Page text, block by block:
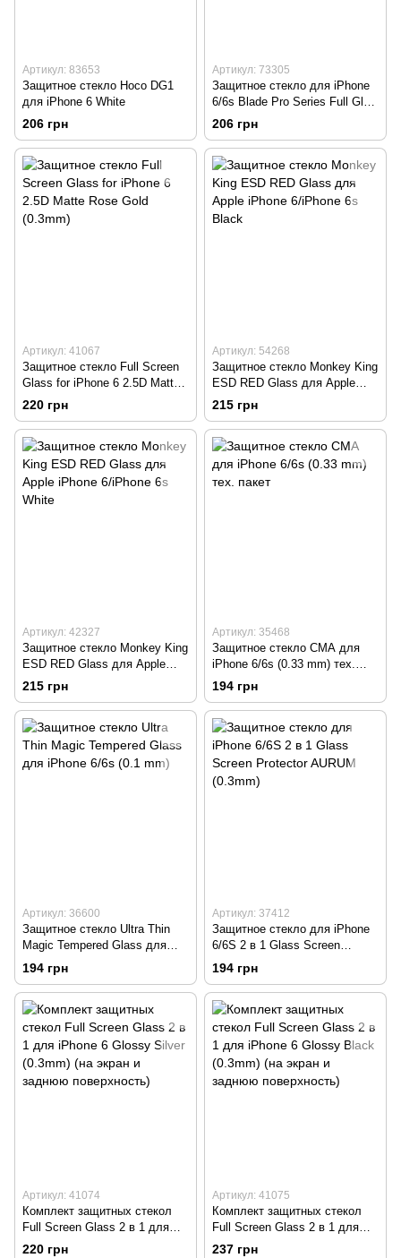
Артикул: 83653
Защитное стекло Hoco DG1
для iPhone 6 White
206 грн
Артикул: 73305
Защитное стекло для iPhone
6/6s Blade Pro Series Full Glue
2.5D White
206 грн
Артикул: 41067
Защитное стекло Full Screen
Glass for iPhone 6 2.5D Matte
Rose Gold (0.3mm)
220 грн
Артикул: 54268
Защитное стекло Monkey King
ESD RED Glass для Apple
iPhone 6/iPhone 6s Black
215 грн
Артикул: 42327
Защитное стекло Monkey King
ESD RED Glass для Apple
iPhone 6/iPhone 6s White
215 грн
Артикул: 35468
Защитное стекло СМА для
iPhone 6/6s (0.33 mm) тех.
пакет
194 грн
Артикул: 36600
Защитное стекло Ultra Thin
Magic Tempered Glass для
iPhone 6/6s (0.1 mm)
194 грн
Артикул: 37412
Защитное стекло для iPhone
6/6S 2 в 1 Glass Screen
Protector AURUM (0.3mm)
194 грн
Артикул: 41074
Комплект защитных стекол
Full Screen Glass 2 в 1 для
iPhone 6 Glossy Silver (0.3mm)
220 грн
Артикул: 41075
Комплект защитных стекол
Full Screen Glass 2 в 1 для
iPhone 6 Glossy Black (0.3mm)
237 грн